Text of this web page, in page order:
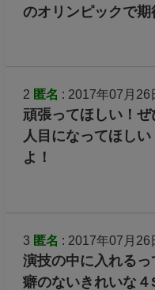
のオリンピックで期
2 匿名 : 2017年07月26
頑張ってほしい！
人目になってほし
よ！
3 匿名 : 2017年07月26
演技の中に入れるっ
癖のないきれいな４